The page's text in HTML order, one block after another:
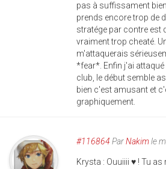
pas à suffissament
prends encore trop de
stratége par contre est
vraiment trop cheaté.
m'attaquerais
*fear*. Enfin j'ai
club, le début semble
bien c'est amusant et
graphiquement.
#116864 ParNakimle
Krysta : Ouuiiii ♥ ! Tu